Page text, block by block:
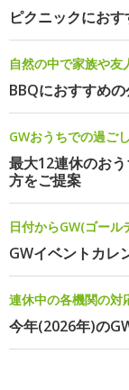
ピクニックにお
自然の中で家族や友
BBQにおすすめ
GWおうちでの過ご
最大12連休のお
方をご提案
日付からGW(ゴー
GWイベントカレ
連休中の各機関の対
今年(2026年)の